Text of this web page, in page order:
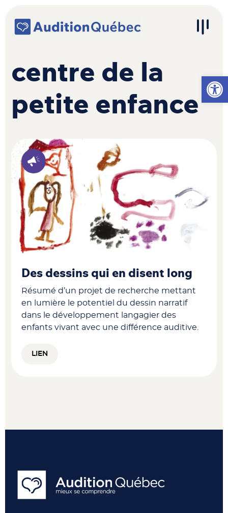
Ouvrir
Navigation principale
centre de la
petite enfance
Des dessins qui en disent long
Résumé d’un projet de recherche mettant
en lumière le potentiel du dessin narratif
dans le développement langagier des
enfants vivant avec une différence auditive.
LIEN